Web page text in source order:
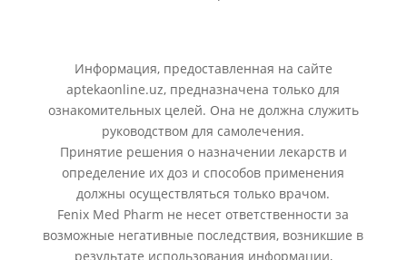
Информация, предоставленная на сайте
aptekaonline.uz, предназначена только для
ознакомительных целей. Она не должна служить
руководством для самолечения.
Принятие решения о назначении лекарств и
определение их доз и способов применения
должны осуществляться только врачом.
Fenix Med Pharm не несет ответственности за
возможные негативные последствия, возникшие в
результате использования информации,